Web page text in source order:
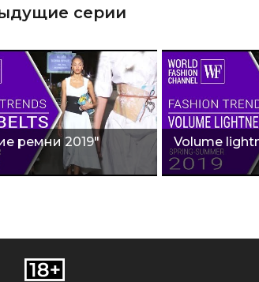
серии
ремни 2019" Volume